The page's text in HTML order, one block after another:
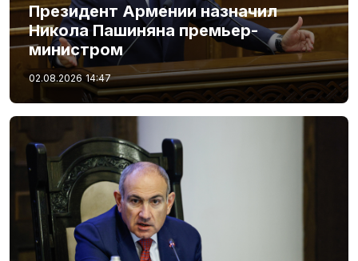
Президент Армении назначил
Никола Пашиняна премьер-
министром
02.08.2026 14:47